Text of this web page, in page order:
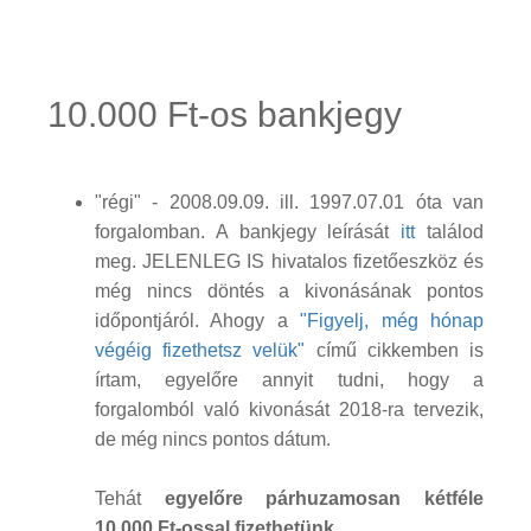
10.000 Ft-os bankjegy
"régi" - 2008.09.09. ill. 1997.07.01 óta van
forgalomban. A bankjegy leírását itttalálod
meg. JELENLEG IS hivatalos fizetőeszköz és
még nincs döntés a kivonásának pontos
időpontjáról. Ahogy a"Figyelj, még hónap
végéig fizethetsz velük" című cikkemben is
írtam, egyelőre annyit tudni, hogy a
forgalomból való kivonását 2018-ra tervezik,
de még nincs pontos dátum.
Tehát egyelőre párhuzamosan kétféle